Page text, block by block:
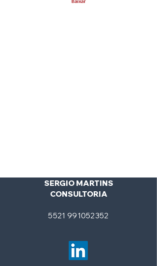
SERGIO MARTINS
CONSULTORIA
5521 991052352